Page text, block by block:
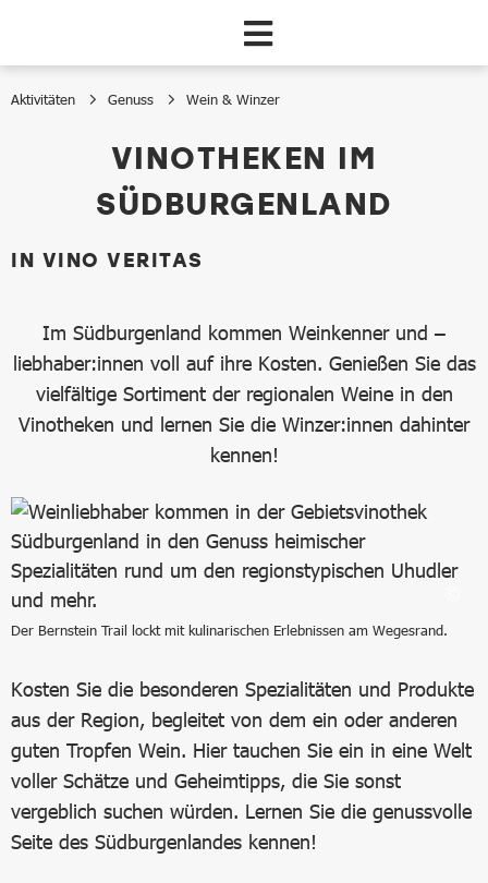
Aktivitäten Genuss Wein & Winzer
VINOTHEKEN IM
SÜDBURGENLAND
IN VINO VERITAS
Im Südburgenland kommen Weinkenner und –
liebhaber:innen voll auf ihre Kosten. Genießen Sie das
vielfältige Sortiment der regionalen Weine in den
Vinotheken und lernen Sie die Winzer:innen dahinter
kennen!
Der Bernstein Trail lockt mit kulinarischen Erlebnissen am Wegesrand.
Kosten Sie die besonderen Spezialitäten und Produkte
aus der Region, begleitet von dem ein oder anderen
guten Tropfen Wein. Hier tauchen Sie ein in eine Welt
voller Schätze und Geheimtipps, die Sie sonst
vergeblich suchen würden. Lernen Sie die genussvolle
Seite des Südburgenlandes kennen!